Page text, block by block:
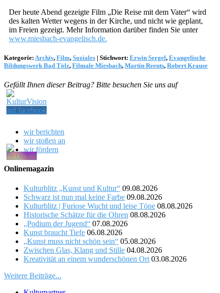
Der heute Abend gezeigte Film „Die Reise mit dem Vater“ wird
des kalten Wetter wegens in der Kirche, und nicht wie geplant,
im Freien gezeigt. Mehr Information darüber finden Sie unter
www.miesbach-evangelisch.de.
Kategorie: Archiv, Film, Soziales | Stichwort: Erwin Sergel, Evangelische
Bildungswerk Bad Tölz, Filmale Miesbach, Martin Reents, Robert Krause
Gefällt Ihnen dieser Beitrag? Bitte besuchen Sie uns auf
wir berichten
wir stoßen an
wir fördern
Onlinemagazin
Kulturblitz „Kunst und Kultur“ 09.08.2026
Schwarz ist nun mal keine Farbe 09.08.2026
Kulturblitz | Furiose Wucht und leise Töne 08.08.2026
Historische Schätze für die Ohren 08.08.2026
„Podium der Jugend“ 07.08.2026
Kunst braucht Tiefe 06.08.2026
„Kunst muss nicht schön sein“ 05.08.2026
Zwischen Glas, Klang und Stille 04.08.2026
Kreativität an einem wunderschönen Ort 03.08.2026
Weitere Beiträge...